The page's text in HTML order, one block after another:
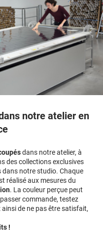
notre atelier en
dans notre atelier, à
des collections exclusives
dans notre studio. Chaque
réalisé aux mesures du
. La couleur perçue peut
commande, testez
de ne pas être satisfait,
!